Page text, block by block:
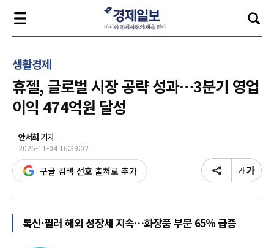
생활경제
휴젤, 글로벌 시장 공략 성과…3분기 영업
이익 474억원 달성
안서희 기자
2025-11-04 16:39:02
구글 검색 선호 출처로 추가
톡신·필러 해외 성장세 지속…화장품 부문 65% 급증